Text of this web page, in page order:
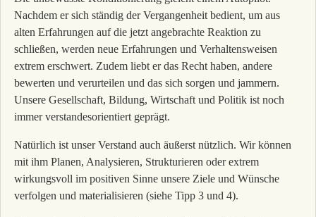
Nachdem er sich ständig der Vergangenheit bedient, um aus
alten Erfahrungen auf die jetzt angebrachte Reaktion zu
schließen, werden neue Erfahrungen und Verhaltensweisen
extrem erschwert. Zudem liebt er das Recht haben, andere
bewerten und verurteilen und das sich sorgen und jammern.
Unsere Gesellschaft, Bildung, Wirtschaft und Politik ist noch
immer verstandesorientiert geprägt.
Natürlich ist unser Verstand auch äußerst nützlich. Wir können
mit ihm Planen, Analysieren, Strukturieren oder extrem
wirkungsvoll im positiven Sinne unsere Ziele und Wünsche
verfolgen und materialisieren (siehe Tipp 3 und 4).